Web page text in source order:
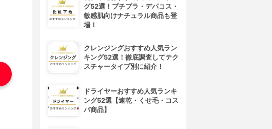
グ52選！プチプラ・デパコス・
敏感肌向けナチュラル商品も登
場！
クレンジングおすすめ人気ラン
キング52選！徹底調査してテク
スチャータイプ別に紹介！
ドライヤーおすすめ人気ランキ
ング52選【速乾・くせ毛・コス
パ商品】